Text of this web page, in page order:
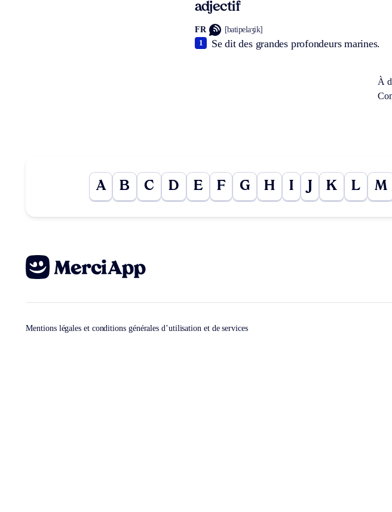
adjectif
FR [batipelaʒik]
Se dit des grandes profondeurs marines.
1
À
A B C D E F G H I K L M
Mentions légales et conditions générales d’utilisation et de services